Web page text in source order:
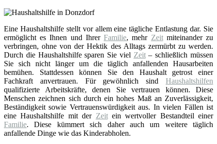
Eine Haushaltshilfe stellt vor allem eine tägliche Entlastung dar. Sie
ermöglicht es Ihnen und IhrerFamilie, mehr Zeitmiteinander zu
verbringen, ohne von der Hektik des Alltags zermürbt zu werden.
Durch die Haushaltshilfe sparen Sie viel Zeit– schließlich müssen
Sie sich nicht länger um die täglich anfallenden Hausarbeiten
bemühen. Stattdessen können Sie den Haushalt getrost einer
Fachkraft anvertrauen. Für gewöhnlich sind Haushaltshilfen
qualifizierte Arbeitskräfte, denen Sie vertrauen können. Diese
Menschen zeichnen sich durch ein hohes Maß an Zuverlässigkeit,
Beständigkeit sowie Vertrauenswürdigkeit aus. In vielen Fällen ist
eine Haushaltshilfe mit der Zeitein wertvoller Bestandteil einer
Familie. Diese kümmert sich daher auch um weitere täglich
anfallende Dinge wie das Kinderabholen.